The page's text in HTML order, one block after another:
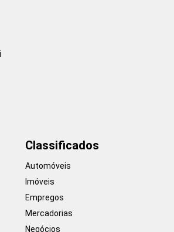
Classificados
Automóveis
Imóveis
Empregos
Mercadorias
Negócios